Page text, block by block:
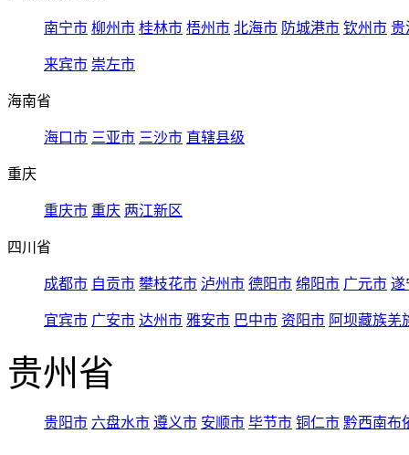
南宁市 柳州市 桂林市 梧州市 北海市 防城港市 钦州市 贵
来宾市 崇左市
海南省
海口市 三亚市 三沙市 直辖县级
重庆
重庆市 重庆 两江新区
四川省
成都市 自贡市 攀枝花市 泸州市 德阳市 绵阳市 广元市 遂
宜宾市 广安市 达州市 雅安市 巴中市 资阳市 阿坝藏族羌
贵州省
贵阳市 六盘水市 遵义市 安顺市 毕节市 铜仁市 黔西南布